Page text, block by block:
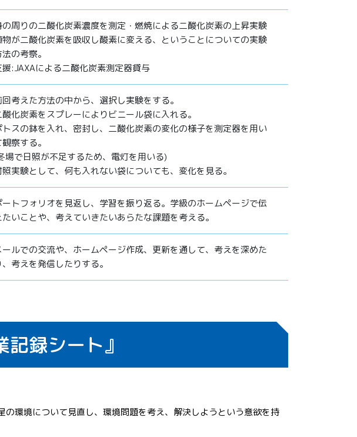
の周りの二酸化炭素濃度を測定・燃焼による二酸化炭素の上昇実験
物が二酸化炭素を吸収し酸素に変える、ということについての実験
の考察。
援:JAXAによる二酸化炭素測定器貸与
回考えた方法の中から、選択し実験をする。
酸化炭素をスプレーによりビニール袋に入れる。
トスの鉢を入れ、密封し、二酸化炭素の変化の様子を測定器を用い
観察する。
場で日照が不足するため、電灯を用いる)
照実験として、何も入れない袋についても、変化を見る。
ートフォリオを見返し、学習を振り返る。学級のホームページで伝
たいことや、考えていきたいあらたな課題を考える。
ールでの交流や、ホームページ作成、更新を通して、考えを深めた
、考えを発信したりする。
録シート』
環境について見直し、環境問題を考え、解決しようという意欲を持